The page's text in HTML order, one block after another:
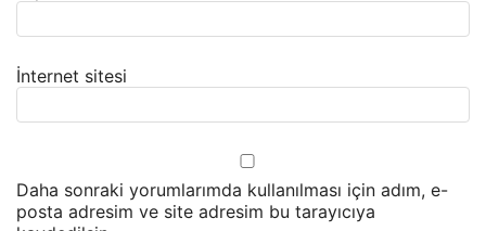
İnternet sitesi
Daha sonraki yorumlarımda kullanılması için adım, e-
posta adresim ve site adresim bu tarayıcıya